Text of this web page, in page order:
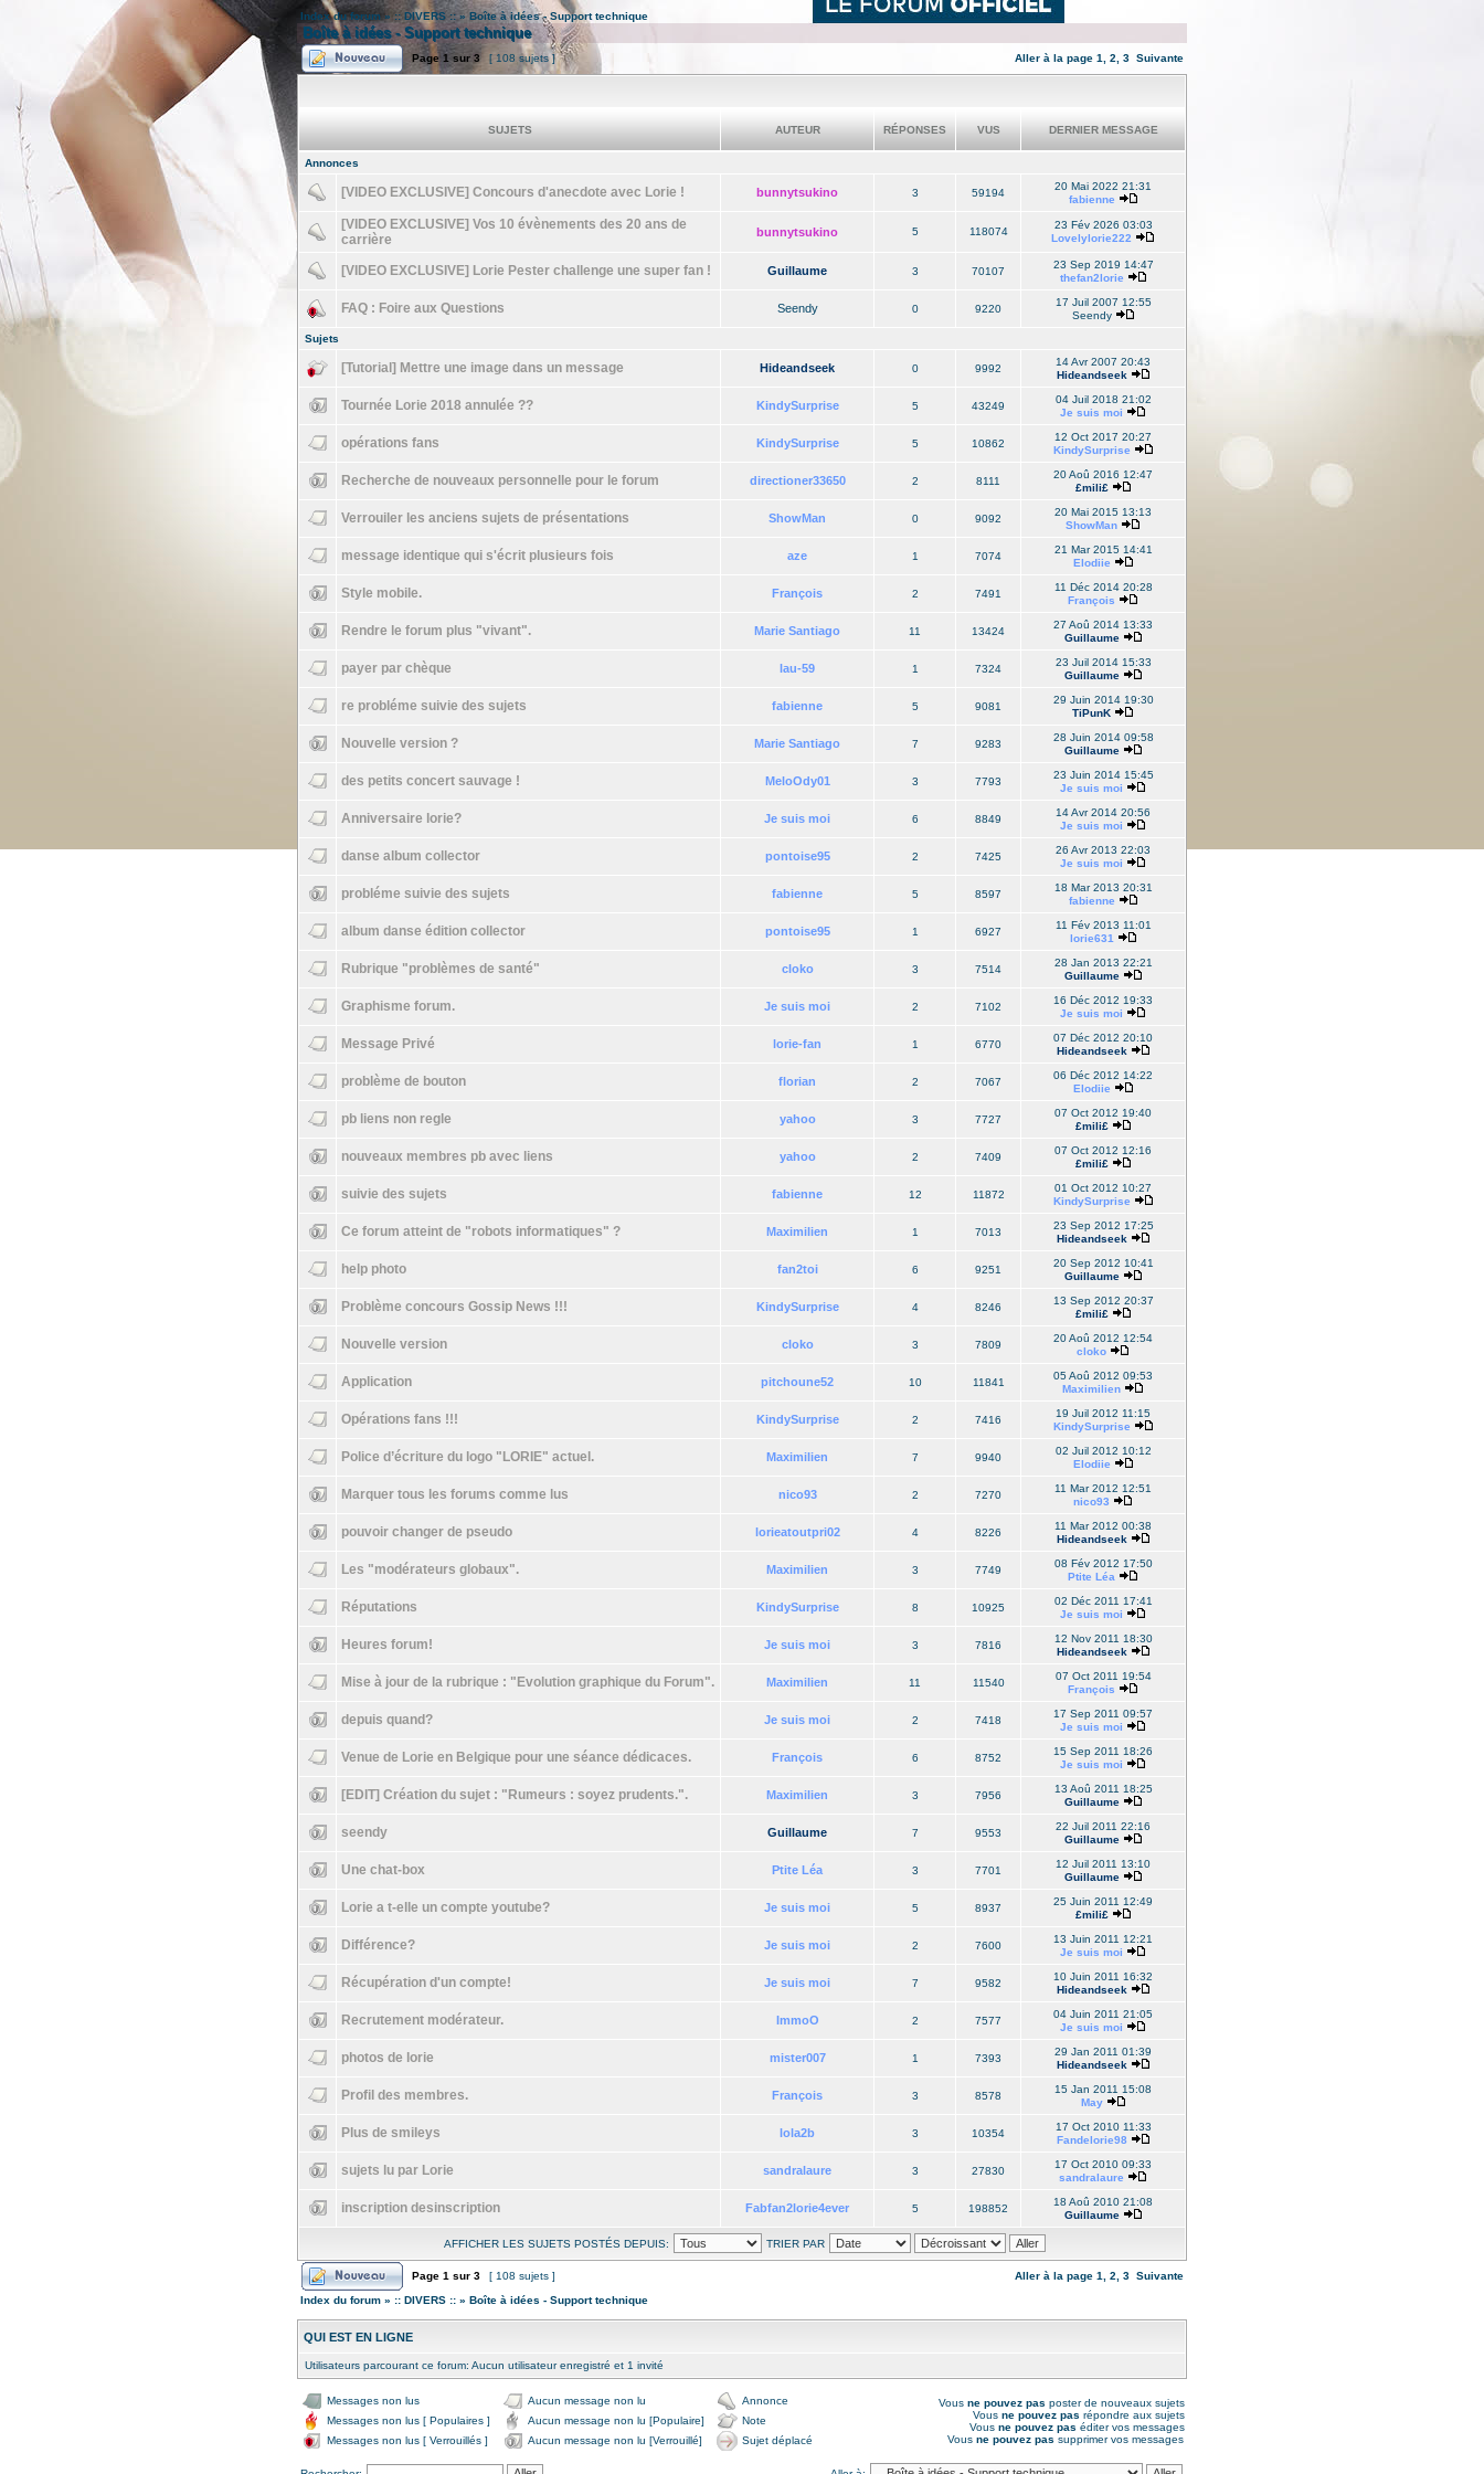
Index du forum » :: DIVERS :: » Boîte à idées - Support technique
Boîte à idées - Support technique
Page 1 sur 3 [ 108 sujets ] Aller à la page 1 2 3 Suivante
SUJETS AUTEUR RÉPONSES VUS DERNIER MESSAGE
Annonces
[VIDEO EXCLUSIVE] Concours d'anecdote avec Lorie ! bunnytsukino 3 59194
20 Mai 2022 21:31
fabienne
[VIDEO EXCLUSIVE] Vos 10 évènements des 20 ans de
carrière
bunnytsukino 5 118074
23 Fév 2026 03:03
Lovelylorie222
[VIDEO EXCLUSIVE] Lorie Pester challenge une super fan ! Guillaume 3 70107
23 Sep 2019 14:47
thefan2lorie
FAQ : Foire aux Questions Seendy 0 9220
17 Juil 2007 12:55
Seendy
Sujets
[Tutorial] Mettre une image dans un message Hideandseek 0 9992
14 Avr 2007 20:43
Hideandseek
Tournée Lorie 2018 annulée ?? KindySurprise 5 43249
04 Juil 2018 21:02
Je suis moi
opérations fans KindySurprise 5 10862
12 Oct 2017 20:27
KindySurprise
Recherche de nouveaux personnelle pour le forum directioner33650 2 8111
20 Aoû 2016 12:47
£mili£
Verrouiler les anciens sujets de présentations ShowMan 0 9092
20 Mai 2015 13:13
ShowMan
message identique qui s'écrit plusieurs fois aze 1 7074
21 Mar 2015 14:41
Elodiie
Style mobile. François 2 7491
11 Déc 2014 20:28
François
Rendre le forum plus "vivant". Marie Santiago 11 13424
27 Aoû 2014 13:33
Guillaume
payer par chèque lau-59 1 7324
23 Juil 2014 15:33
Guillaume
re probléme suivie des sujets fabienne 5 9081
29 Juin 2014 19:30
TiPunK
Nouvelle version ? Marie Santiago 7 9283
28 Juin 2014 09:58
Guillaume
des petits concert sauvage ! MeloOdy01 3 7793
23 Juin 2014 15:45
Je suis moi
Anniversaire lorie? Je suis moi 6 8849
14 Avr 2014 20:56
Je suis moi
danse album collector pontoise95 2 7425
26 Avr 2013 22:03
Je suis moi
probléme suivie des sujets fabienne 5 8597
18 Mar 2013 20:31
fabienne
album danse édition collector pontoise95 1 6927
11 Fév 2013 11:01
lorie631
Rubrique "problèmes de santé" cloko 3 7514
28 Jan 2013 22:21
Guillaume
Graphisme forum. Je suis moi 2 7102
16 Déc 2012 19:33
Je suis moi
Message Privé lorie-fan 1 6770
07 Déc 2012 20:10
Hideandseek
problème de bouton florian 2 7067
06 Déc 2012 14:22
Elodiie
pb liens non regle yahoo 3 7727
07 Oct 2012 19:40
£mili£
nouveaux membres pb avec liens yahoo 2 7409
07 Oct 2012 12:16
£mili£
suivie des sujets fabienne 12 11872
01 Oct 2012 10:27
KindySurprise
Ce forum atteint de "robots informatiques" ? Maximilien 1 7013
23 Sep 2012 17:25
Hideandseek
help photo fan2toi 6 9251
20 Sep 2012 10:41
Guillaume
Problème concours Gossip News !!! KindySurprise 4 8246
13 Sep 2012 20:37
£mili£
Nouvelle version cloko 3 7809
20 Aoû 2012 12:54
cloko
Application pitchoune52 10 11841
05 Aoû 2012 09:53
Maximilien
Opérations fans !!! KindySurprise 2 7416
19 Juil 2012 11:15
KindySurprise
Police d’écriture du logo "LORIE" actuel. Maximilien 7 9940
02 Juil 2012 10:12
Elodiie
Marquer tous les forums comme lus nico93 2 7270
11 Mar 2012 12:51
nico93
pouvoir changer de pseudo lorieatoutpri02 4 8226
11 Mar 2012 00:38
Hideandseek
Les "modérateurs globaux". Maximilien 3 7749
08 Fév 2012 17:50
Ptite Léa
Réputations KindySurprise 8 10925
02 Déc 2011 17:41
Je suis moi
Heures forum! Je suis moi 3 7816
12 Nov 2011 18:30
Hideandseek
Mise à jour de la rubrique : "Evolution graphique du Forum". Maximilien 11 11540
07 Oct 2011 19:54
François
depuis quand? Je suis moi 2 7418
17 Sep 2011 09:57
Je suis moi
Venue de Lorie en Belgique pour une séance dédicaces. François 6 8752
15 Sep 2011 18:26
Je suis moi
[EDIT] Création du sujet : "Rumeurs : soyez prudents.". Maximilien 3 7956
13 Aoû 2011 18:25
Guillaume
seendy Guillaume 7 9553
22 Juil 2011 22:16
Guillaume
Une chat-box Ptite Léa 3 7701
12 Juil 2011 13:10
Guillaume
Lorie a t-elle un compte youtube? Je suis moi 5 8937
25 Juin 2011 12:49
£mili£
Différence? Je suis moi 2 7600
13 Juin 2011 12:21
Je suis moi
Récupération d'un compte! Je suis moi 7 9582
10 Juin 2011 16:32
Hideandseek
Recrutement modérateur. ImmoO 2 7577
04 Juin 2011 21:05
Je suis moi
photos de lorie mister007 1 7393
29 Jan 2011 01:39
Hideandseek
Profil des membres. François 3 8578
15 Jan 2011 15:08
May
Plus de smileys lola2b 3 10354
17 Oct 2010 11:33
Fandelorie98
sujets lu par Lorie sandralaure 3 27830
17 Oct 2010 09:33
sandralaure
inscription desinscription Fabfan2lorie4ever 5 198852
18 Aoû 2010 21:08
Guillaume
AFFICHER LES SUJETS POSTÉS DEPUIS: TRIER PAR
Page 1 sur 3 [ 108 sujets ] Aller à la page 1 2 3 Suivante
Index du forum » :: DIVERS :: » Boîte à idées - Support technique
QUI EST EN LIGNE
Utilisateurs parcourant ce forum: Aucun utilisateur enregistré et 1 invité
Messages non lus Aucun message non lu
Annonce
Messages non lus [ Populaires ]
Aucun message non lu [Populaire]
Note
Messages non lus [ Verrouillés ]
Aucun message non lu [Verrouillé] Sujet déplacé
Vous ne pouvez pas poster de nouveaux sujets
Vous ne pouvez pas répondre aux sujets
Vous ne pouvez pas éditer vos messages
Vous ne pouvez pas supprimer vos messages